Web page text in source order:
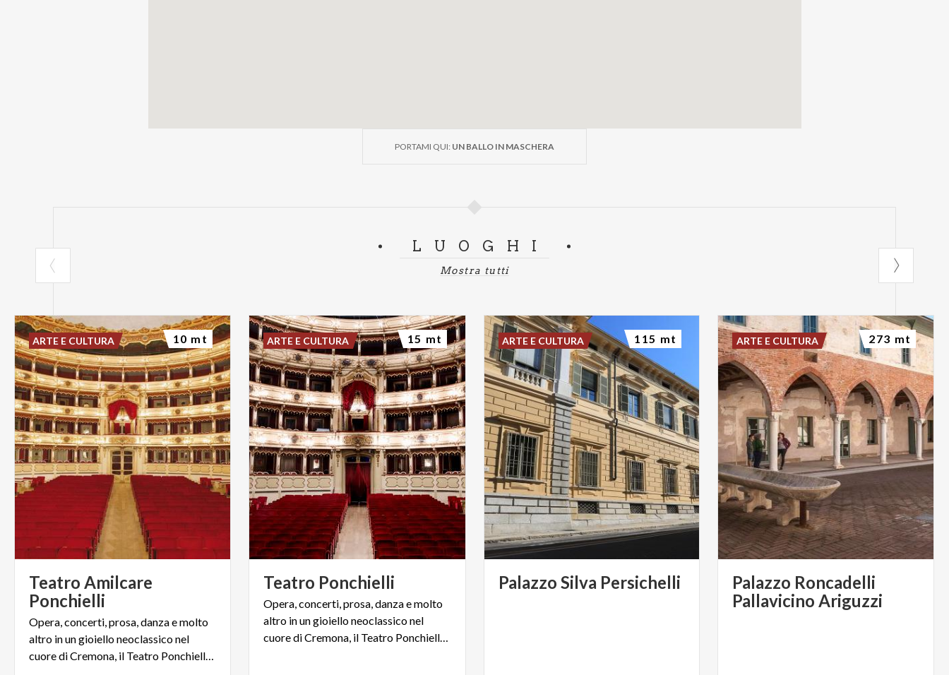
PORTAMI QUI: UN BALLO IN MASCHERA
LUOGHI
Mostra tutti
Teatro Amilcare
Ponchielli
Opera, concerti, prosa, danza e molto
altro in un gioiello neoclassico nel
cuore di Cremona, il Teatro Ponchielli firmato Canonica
ARTE E CULTURA 10 mt
Teatro Ponchielli
Opera, concerti, prosa, danza e molto
altro in un gioiello neoclassico nel
cuore di Cremona, il Teatro Ponchielli firmato Canonica
ARTE E CULTURA 15 mt
Palazzo Silva Persichelli
ARTE E CULTURA 115 mt
Palazzo Roncadelli
Pallavicino Ariguzzi
ARTE E CULTURA 273 mt